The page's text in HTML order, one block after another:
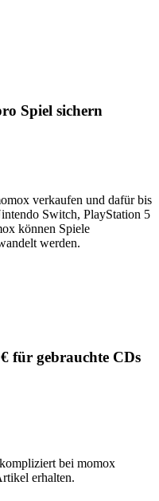
Spiel sichern
verkaufen und dafür bis
Switch, PlayStation 5
können Spiele
werden.
für gebrauchte CDs
bei momox
erhalten.